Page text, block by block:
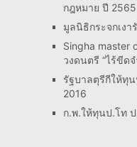
กฎหมาย ปี 2565
มูลนิธิกระจกเงา
Singha master
วงดนตรี “ไร้ขีดจ
รัฐบาลตุรีกีให้ทุ
2016
ก.พ.ให้ทุนป.โท